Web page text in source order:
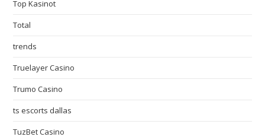
Top Kasinot
Total
trends
Truelayer Casino
Trumo Casino
ts escorts dallas
TuzBet Casino